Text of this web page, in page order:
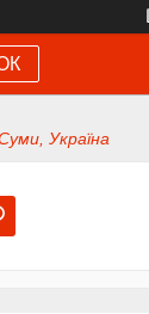
Україна